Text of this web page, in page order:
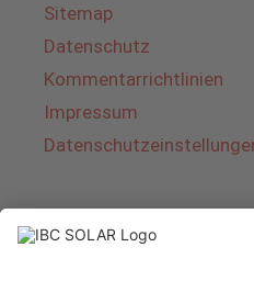
Sitemap
Datenschutz
Kommentarrichtlinien
Impressum
Über IBC SOLAR